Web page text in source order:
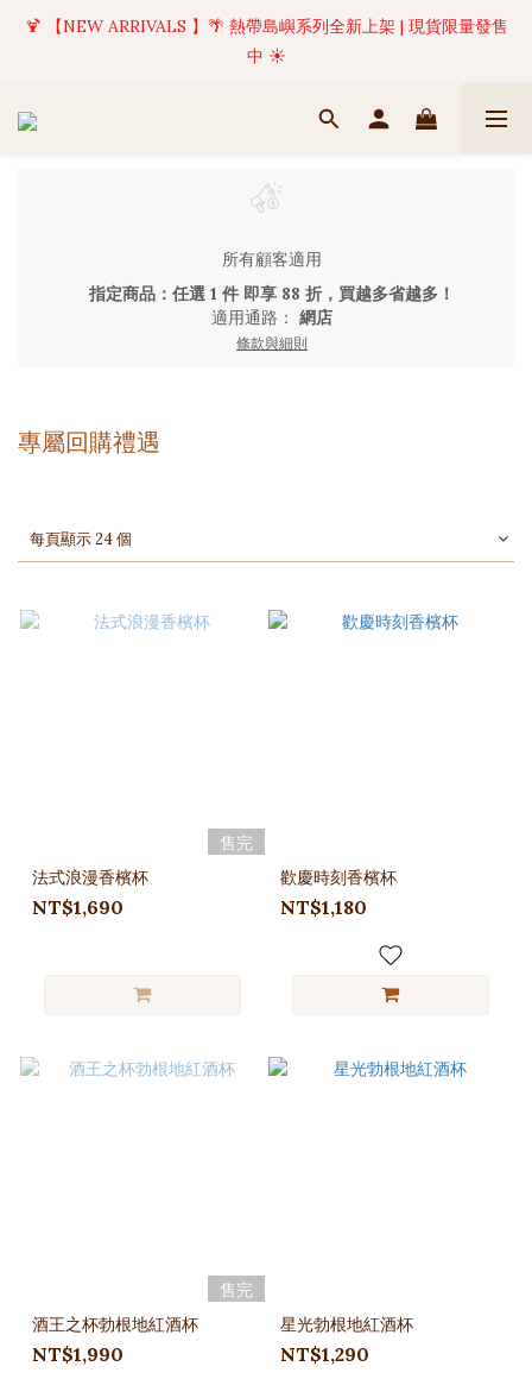
✦ 美好值得等待 | 現貨商品將於訂單成立後1-5個工作天內(不含例
假日)完成出貨 🚚
🍹 【NEW ARRIVALS 】🌴 熱帶島嶼系列全新上架 | 現貨限量發售
中 ☀️
✦ 美好值得等待 | 現貨商品將於訂單成立後1-5個工作天內(不含例
所有顧客適用
指定商品：任選 1 件 即享 88 折，買越多省越多！
適用通路： 網店
條款與細則
專屬回購禮遇
每頁顯示 24 個
售完
法式浪漫香檳杯
NT$1,690
歡慶時刻香檳杯
NT$1,180
售完
酒王之杯勃根地紅酒杯
NT$1,990
星光勃根地紅酒杯
NT$1,290